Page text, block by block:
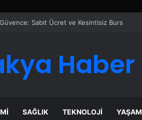
Tesislerine Verimli Sistemler Sunuyor
Haber
SAĞLIK TEKNOLOJI YAŞAM